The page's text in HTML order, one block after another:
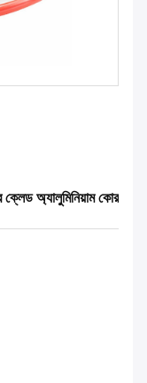
ক্লেড অ্যালুমিনিয়াম কোর